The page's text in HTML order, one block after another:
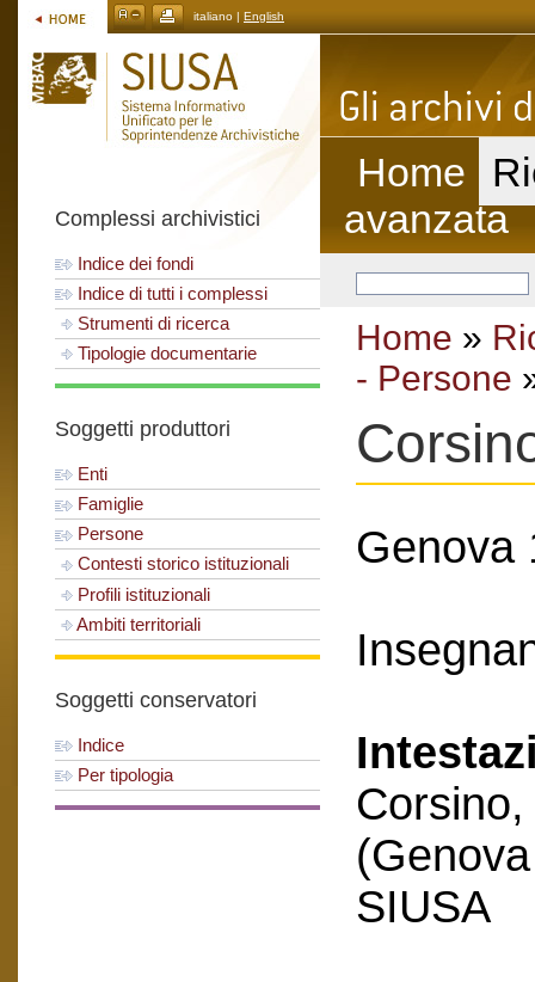
italiano | English
Complessi archivistici
Indice dei fondi
Indice di tutti i complessi
Strumenti di ricerca
Tipologie documentarie
Soggetti produttori
Enti
Famiglie
Persone
Contesti storico istituzionali
Profili istituzionali
Ambiti territoriali
Soggetti conservatori
Indice
Per tipologia
Home
avanzata
Home »
- Persone
Genova
SIUSA